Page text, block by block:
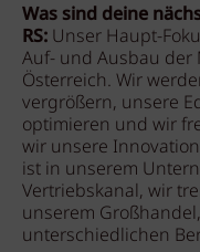
Was sind deine
RS: Unser Haupt-
Auf- und Ausbau der
Österreich. Wir
vergrößern, unsere
optimieren und wir
wir unsere
ist in unserem
Vertriebskanal, wir
unserem
unterschiedlichen